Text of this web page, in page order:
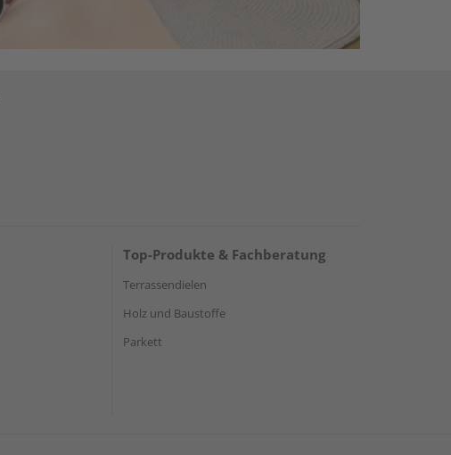
Top-Produkte & Fachberatung
Terrassendielen
Holz und Baustoffe
Parkett